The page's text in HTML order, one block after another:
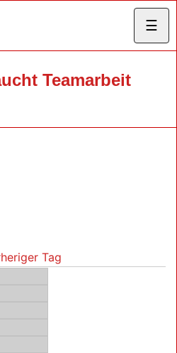
☰
Teamarbeit
Tag